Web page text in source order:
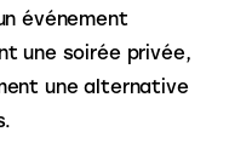
événement
une soirée privée,
une alternative